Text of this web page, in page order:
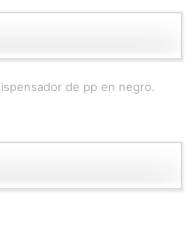
de pp en negro.